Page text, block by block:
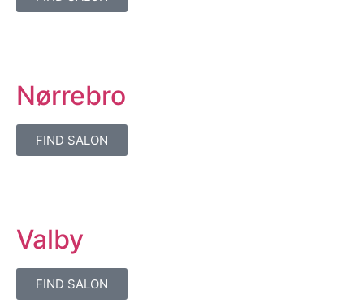
Nørrebro
FIND SALON
Valby
FIND SALON